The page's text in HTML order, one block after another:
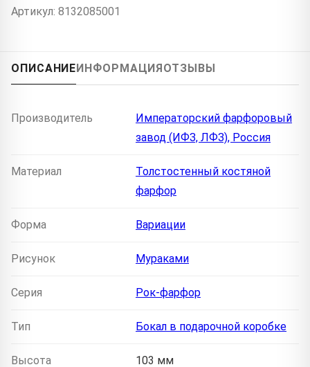
Артикул: 8132085001
ОПИСАНИЕИНФОРМАЦИЯОТЗЫВЫ
Производитель
Императорский фарфоровый
завод (ИФЗ, ЛФЗ), Россия
Материал
Толстостенный костяной
фарфор
Форма Вариации
Рисунок Мураками
Серия Рок-фарфор
Тип Бокал в подарочной коробке
Высота 103 мм